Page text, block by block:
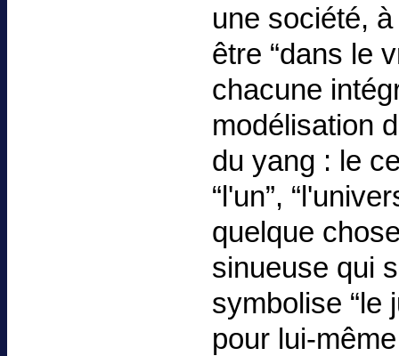
une société,
être “dans le
chacune
modélisation
du yang : le
“l'un”,
quelque
sinueuse qui
symbolise “le
pour lui-